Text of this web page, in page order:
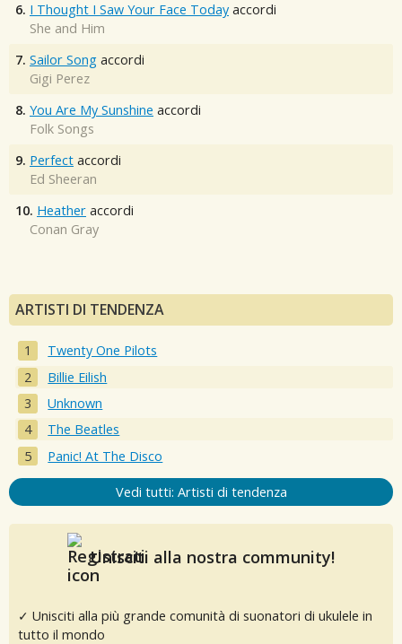
6. I Thought I Saw Your Face Today accordi
She and Him
7. Sailor Song accordi
Gigi Perez
8. You Are My Sunshine accordi
Folk Songs
9. Perfect accordi
Ed Sheeran
10. Heather accordi
Conan Gray
ARTISTI DI TENDENZA
Twenty One Pilots
Billie Eilish
Unknown
The Beatles
Panic! At The Disco
Vedi tutti: Artisti di tendenza
Unisciti alla nostra community!
✓ Unisciti alla più grande comunità di suonatori di ukulele in
tutto il mondo